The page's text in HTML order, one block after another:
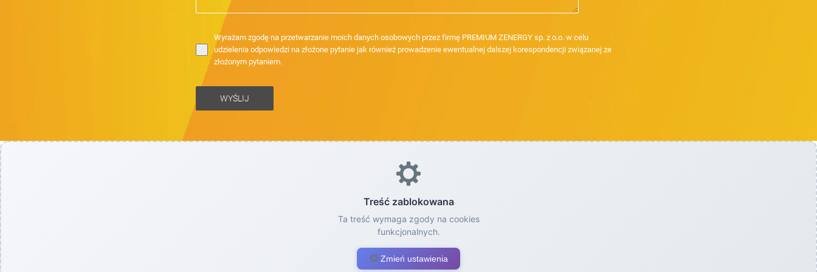
Wyrażam zgodę na przetwarzanie moich danych osobowych przez firmę PREMIUM ZENERGY sp. z o.o. w celu
udzielenia odpowiedzi na złożone pytanie jak również prowadzenie ewentualnej dalszej korespondencji związanej ze
złożonym pytaniem.
WYŚLIJ
Treść zablokowana
Ta treść wymaga zgody na cookies
funkcjonalnych.
Zmień ustawienia